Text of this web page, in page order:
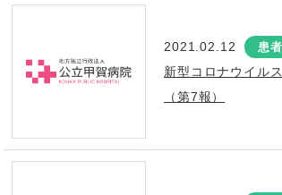
2021.02.12 患
新型コロナウイル
（第7報）